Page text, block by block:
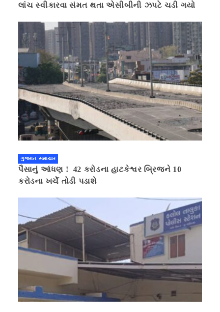
લાંચ સ્વીકારવા સંમત થતા એસીબીની ઝપટે ચડી ગયો
ગુજરાત સમાચાર
પૈસાનું આંધણ ! 42 કરોડના હાટકેશ્વર બ્રિજને 10
કરોડના ખર્ચે તોડી પડાશે